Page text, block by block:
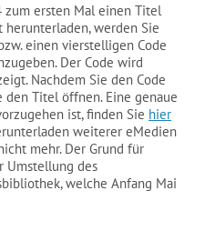
zum ersten Mal einen Titel
herunterladen, werden Sie
einen vierstelligen Code
Der Code wird
Nachdem Sie den Code
den Titel öffnen. Eine genaue
ist, finden Sie hier
weiterer eMedien
mehr. Der Grund für
Umstellung des
welche Anfang Mai